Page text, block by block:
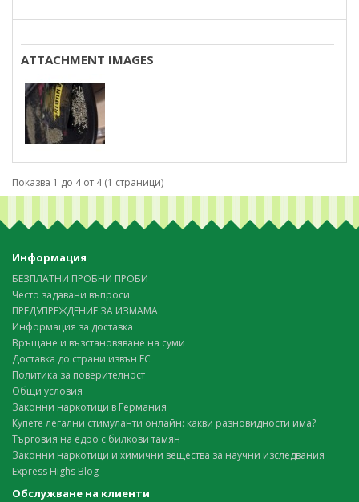
ATTACHMENT IMAGES
Показва 1 до 4 от 4 (1 страници)
Информация
БЕЗПЛАТНИ ПРОБНИ ПРОБИ
Често задавани въпроси
ПРЕДУПРЕЖДЕНИЕ ЗА ИЗМАМА
Информация за доставка
Връщане и възстановяване на суми
Доставка до страни извън ЕС
Политика за поверителност
Общи условия
Законни наркотици в Германия
Купете легални стимуланти онлайн: какви разновидности има?
Търговия на едро с билкови тамян
Законни наркотици и химични вещества за научни изследвания
Express Highs Blog
Обслужване на клиенти